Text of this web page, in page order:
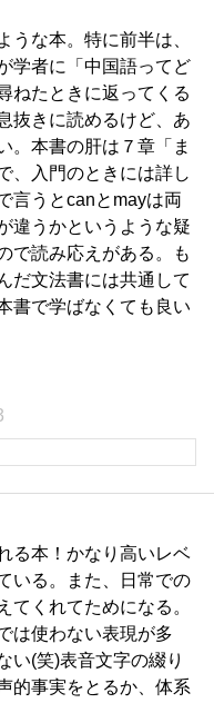
うな本。特に前半は、
学者に「中国語ってど
ねたときに返ってくる
抜きに読めるけど、あ
。本書の肝は７章「ま
、入門のときには詳し
言うとcanとmayは両
違うかというような疑
で読み応えがある。も
だ文法書には共通して
書で学ばなくても良い
る本！かなり高いレベ
いる。また、日常での
てくれてためになる。
は使わない表現が多
い(笑)表音文字の綴り
的事実をとるか、体系